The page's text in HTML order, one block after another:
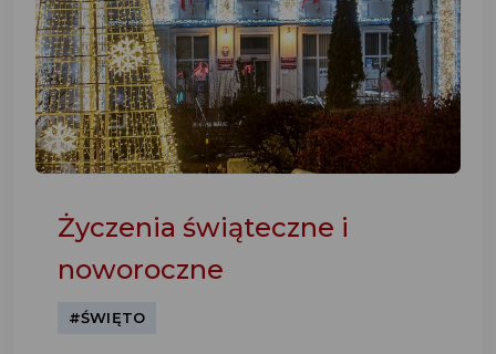
Życzenia świąteczne i
noworoczne
#ŚWIĘTO